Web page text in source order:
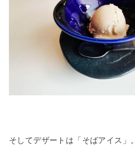
そしてデザートは「そばアイス」。